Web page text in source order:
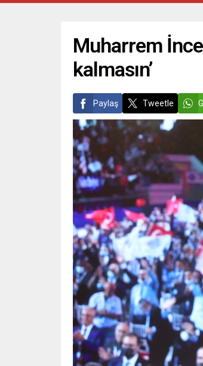
Muharrem
kalmasın’
Paylaş Tweetle